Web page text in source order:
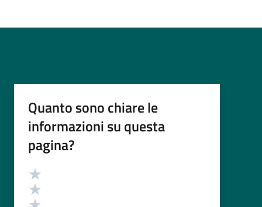
Quanto sono chiare le
informazioni su questa
pagina?
Valutazione